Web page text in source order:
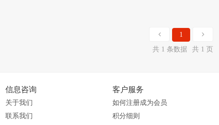
1
共 1 条数据
共 1 页
信息咨询
关于我们
联系我们
客户服务
如何注册成为会员
积分细则